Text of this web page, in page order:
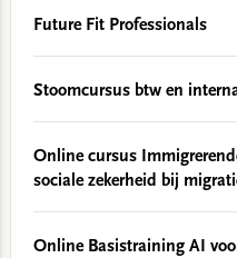
Future Fit Professionals
Stoomcursus btw en
Online cursus
sociale zekerheid bij
Online Basistraining AI